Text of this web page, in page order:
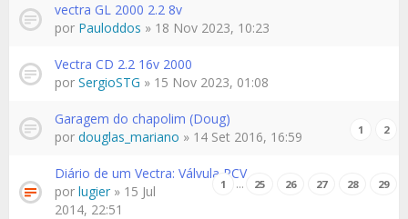
vectra GL 2000 2.2 8v
por Pauloddos » 18 Nov 2023, 10:23
Vectra CD 2.2 16v 2000
por SergioSTG » 15 Nov 2023, 01:08
Garagem do chapolim (Doug)
1 2
por douglas_mariano » 14 Set 2016, 16:59
Diário de um Vectra: Válvula PCV
1 … 25 26 27 28 29
por lugier » 15 Jul
2014, 22:51